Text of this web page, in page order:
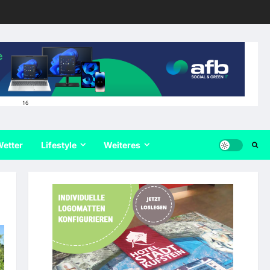
16
Lifestyle Weiteres